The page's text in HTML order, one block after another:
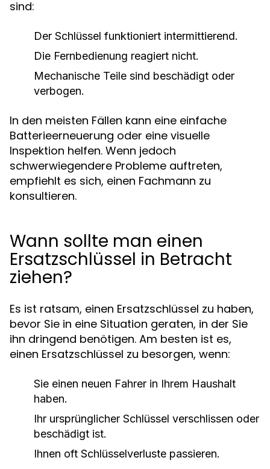
sind:
Der Schlüssel funktioniert intermittierend.
Die Fernbedienung reagiert nicht.
Mechanische Teile sind beschädigt oder
verbogen.
In den meisten Fällen kann eine einfache
Batterieerneuerung oder eine visuelle
Inspektion helfen. Wenn jedoch
schwerwiegendere Probleme auftreten,
empfiehlt es sich, einen Fachmann zu
konsultieren.
Wann sollte man einen
Ersatzschlüssel in Betracht
ziehen?
Es ist ratsam, einen Ersatzschlüssel zu haben,
bevor Sie in eine Situation geraten, in der Sie
ihn dringend benötigen. Am besten ist es,
einen Ersatzschlüssel zu besorgen, wenn:
Sie einen neuen Fahrer in Ihrem Haushalt
haben.
Ihr ursprünglicher Schlüssel verschlissen oder
beschädigt ist.
Ihnen oft Schlüsselverluste passieren.